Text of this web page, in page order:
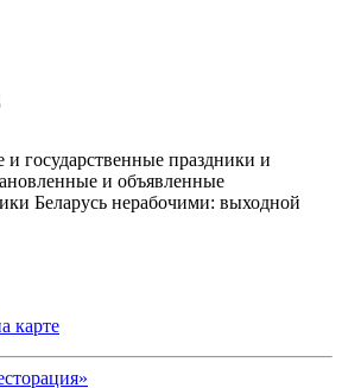
и государственные праздники и
и объявленные
Беларусь нерабочими: выходной
карте